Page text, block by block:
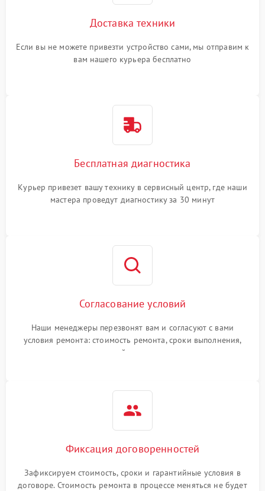
Доставка техники
Если вы не можете привезти устройство сами, мы отправим к
вам нашего курьера бесплатно
Бесплатная диагностика
Курьер привезет вашу технику в сервисный центр, где наши
мастера проведут диагностику за 30 минут
Согласование условий
Наши менеджеры перезвонят вам и согласуют с вами
условия ремонта: стоимость ремонта, сроки выполнения,
гарантийные условия
Фиксация договоренностей
Зафиксируем стоимость, сроки и гарантийные условия в
договоре. Стоимость ремонта в процессе меняться не будет